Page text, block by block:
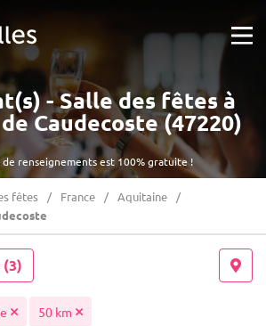
de renseignements est 100% gratuite !
- Salle des fêtes à
Caudecoste (47220)
fêtes France
Aquitaine
(3)
50 km